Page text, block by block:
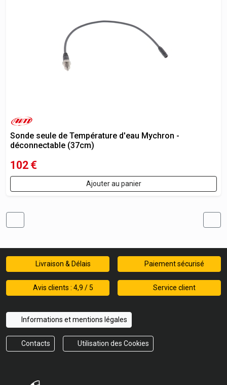
Sonde seule de Température d'eau Mychron -
déconnectable (37cm)
102 €
Ajouter au panier
Livraison & Délais Paiement sécurisé
Avis clients : 4,9 / 5 Service client
Informations et mentions légales
Contacts Utilisation des Cookies